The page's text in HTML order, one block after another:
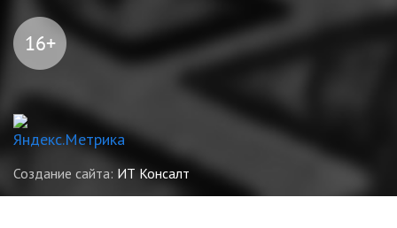
Создание сайта: ИТ Консалт